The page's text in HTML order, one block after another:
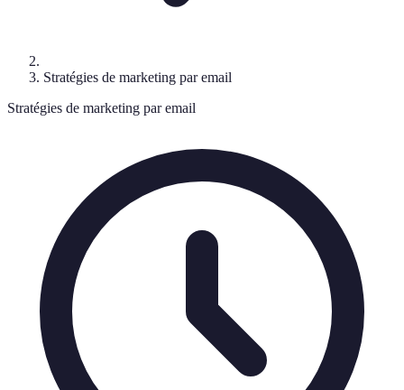
Stratégies de marketing par email
Stratégies de marketing par email